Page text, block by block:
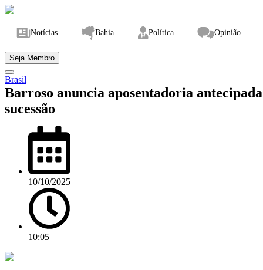
Notícias Bahia Política Opinião
Seja Membro
Brasil
Barroso anuncia aposentadoria
sucessão
10/10/2025
10:05